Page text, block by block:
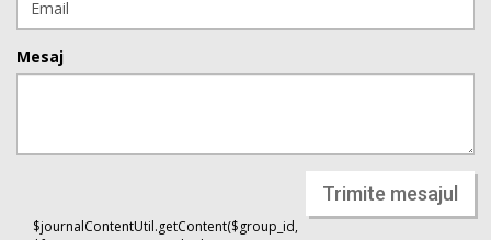
Mesaj
Trimite mesajul
$journalContentUtil.getContent($group_id,